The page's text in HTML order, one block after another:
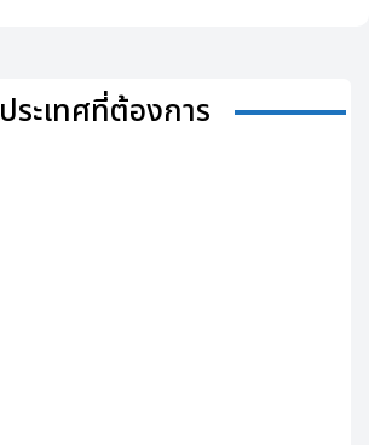
ประเทศที่ต้องการ